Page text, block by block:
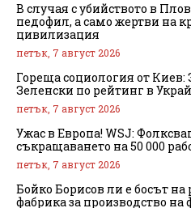
В случая с убийството в
педофил, а само жертви на
цивилизация
петък, 7 август 2026
Гореща социология от
Зеленски по рейтинг в
петък, 7 август 2026
Ужас в Европа! WSJ:
съкращаването на 50 000
петък, 7 август 2026
Бойко Борисов ли е босът
фабрика за производство на